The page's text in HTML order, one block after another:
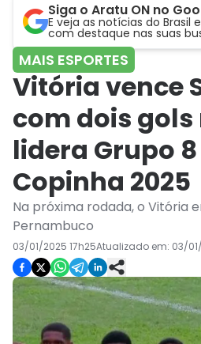
Siga o Aratu ON no
E veja as notícias do Brasil
com destaque nas suas
MAIS ESPORTES
Vitória vence
com dois gols
lidera Grupo
Copinha 2025
Na próxima rodada, o Vitória
Pernambuco
03/01/2025 17h25Atualizado em: 03/